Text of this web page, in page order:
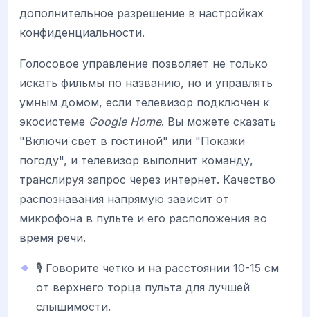
дополнительное разрешение в настройках
конфиденциальности.
Голосовое управление позволяет не только
искать фильмы по названию, но и управлять
умным домом, если телевизор подключен к
экосистеме Google Home. Вы можете сказать
"Включи свет в гостиной" или "Покажи
погоду", и телевизор выполнит команду,
транслируя запрос через интернет. Качество
распознавания напрямую зависит от
микрофона в пульте и его расположения во
время речи.
🎙️ Говорите четко и на расстоянии 10-15 см
от верхнего торца пульта для лучшей
слышимости.